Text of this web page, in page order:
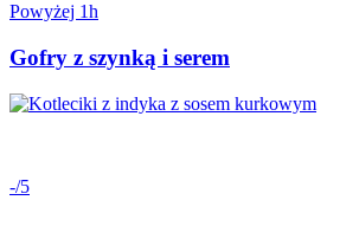
Powyżej 1h
Gofry z szynką i serem
-/5